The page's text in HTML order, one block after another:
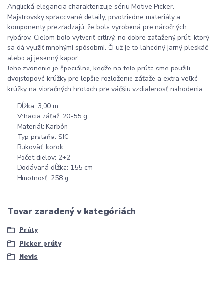
Anglická elegancia charakterizuje sériu Motive Picker.
Majstrovsky spracované detaily, prvotriedne materiály a
komponenty prezrádzajú, že bola vyrobená pre náročných
rybárov. Cieľom bolo vytvoriť citlivý, no dobre zaťažený prút, ktorý
sa dá využiť mnohými spôsobmi. Či už je to lahodný jarný pleskáč
alebo aj jesenný kapor.
Jeho zvonenie je špeciálne, keďže na telo prúta sme použili
dvojstopové krúžky pre lepšie rozloženie záťaže a extra veľké
krúžky na vibračných hrotoch pre väčšiu vzdialenosť nahodenia.
Dĺžka: 3,00 m
Vrhacia záťaž: 20-55 g
Materiál: Karbón
Typ prsteňa: SIC
Rukoväť: korok
Počet dielov: 2+2
Dodávaná dĺžka: 155 cm
Hmotnosť: 258 g
Tovar zaradený v kategóriách
Prúty
Picker prúty
Nevis